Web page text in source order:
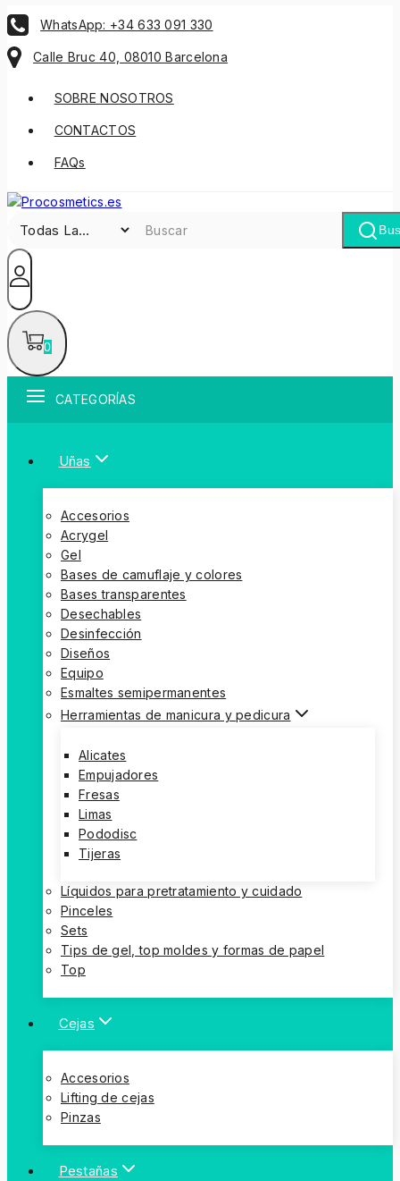
WhatsApp: +34 633 091 330
Calle Bruc 40, 08010 Barcelona
SOBRE NOSOTROS
CONTACTOS
FAQs
0
CATEGORÍAS
Uñas
Accesorios
Acrygel
Gel
Bases de camuflaje y colores
Bases transparentes
Desechables
Desinfección
Diseños
Equipo
Esmaltes semipermanentes
Herramientas de manicura y pedicura
Alicates
Empujadores
Fresas
Limas
Pododisc
Tijeras
Líquidos para pretratamiento y cuidado
Pinceles
Sets
Tips de gel, top moldes y formas de papel
Top
Cejas
Accesorios
Lifting de cejas
Pinzas
Pestañas